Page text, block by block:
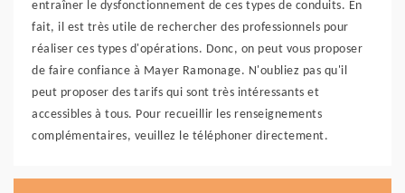
entraîner le dysfonctionnement de ces types de conduits. En
fait, il est très utile de rechercher des professionnels pour
réaliser ces types d'opérations. Donc, on peut vous proposer
de faire confiance à Mayer Ramonage. N'oubliez pas qu'il
peut proposer des tarifs qui sont très intéressants et
accessibles à tous. Pour recueillir les renseignements
complémentaires, veuillez le téléphoner directement.